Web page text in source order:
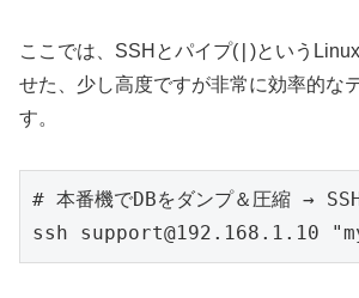
ここでは、SSHとパイプ( | )という
せた、少し高度ですが非常に効率的な
す。
# 本番機でDBをダンプ＆圧縮 →
ssh